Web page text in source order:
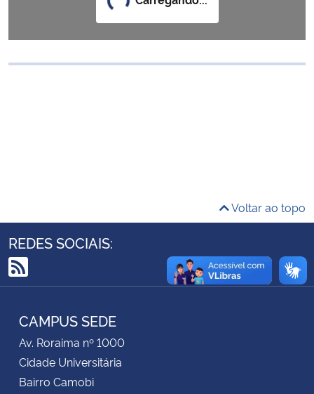
Controladoria-Geral da União
Secretaria-Geral
Secretaria de Governo
Voltar ao topo
REDES SOCIAIS:
RSS
CAMPUS SEDE
Av. Roraima nº 1000
Cidade Universitária
Bairro Camobi